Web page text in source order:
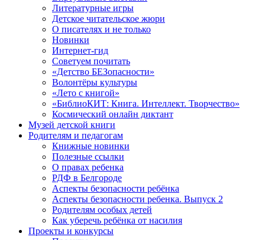
Литературные игры
Детское читательское жюри
О писателях и не только
Новинки
Интернет-гид
Советуем почитать
«Детство БЕЗопасности»
Волонтёры культуры
«Лето с книгой»
«БиблиоКИТ: Книга. Интеллект. Творчество»
Космический онлайн диктант
Музей детской книги
Родителям и педагогам
Книжные новинки
Полезные ссылки
О правах ребенка
РДФ в Белгороде
Аспекты безопасности ребёнка
Аспекты безопасности ребенка. Выпуск 2
Родителям особых детей
Как уберечь ребёнка от насилия
Проекты и конкурсы